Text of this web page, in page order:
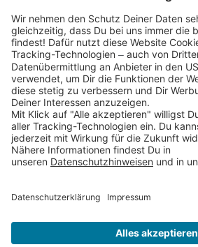
Partnerprogramm (Affiliate)
Folge uns auf
* Versandkostenfrei ab 9,00 €
Deutschlands
** Lieferzeit 1-3 Werktage
Thienemann-Esslinger Verlag GmbH,